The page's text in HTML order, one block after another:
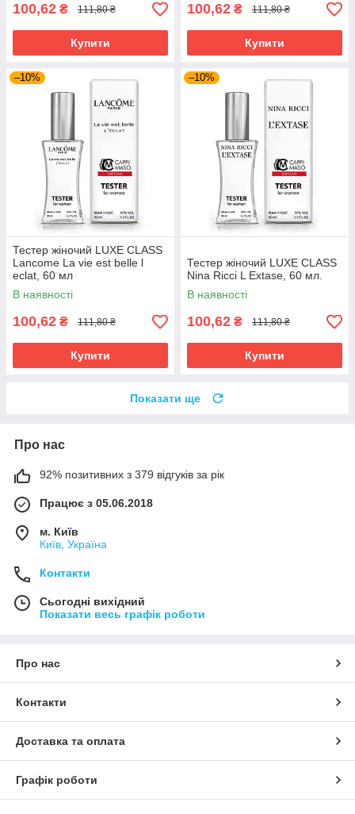
100,62 ₴ 111,80 ₴
Купити
100,62 ₴ 111,80 ₴
Купити
–10%
Тестер жіночий LUXE CLASS
Lancome La vie est belle l
eclat, 60 мл
В наявності
100,62 ₴ 111,80 ₴
Купити
–10%
Тестер жіночий LUXE CLASS
Nina Ricci L Extase, 60 мл.
В наявності
100,62 ₴ 111,80 ₴
Купити
Показати ще
Про нас
92% позитивних з 379 відгуків за рік
Працює з 05.06.2018
м. Київ
Київ, Україна
Контакти
Сьогодні вихідний
Показати весь графік роботи
Про нас
Контакти
Доставка та оплата
Графік роботи